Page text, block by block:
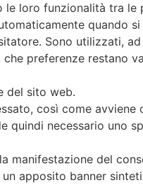
loro funzionalità tra le
quando
Sono utilizzati,
preferenze restano
del sito web.
così come avviene
necessario uno
manifestazione del
apposito banner